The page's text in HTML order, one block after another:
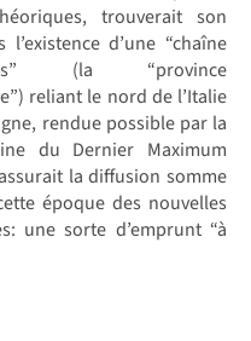
trouverait son
d’une “chaîne
(la “province
reliant le nord de l’Italie
rendue possible par la
du Dernier Maximum
la diffusion somme
époque des nouvelles
une sorte d’emprunt “à